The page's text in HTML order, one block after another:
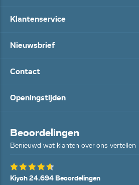
Klantenservice
Nieuwsbrief
Contact
Openingstijden
Beoordelingen
Benieuwd wat klanten over ons vertellen
Kiyoh 24.694 Beoordelingen